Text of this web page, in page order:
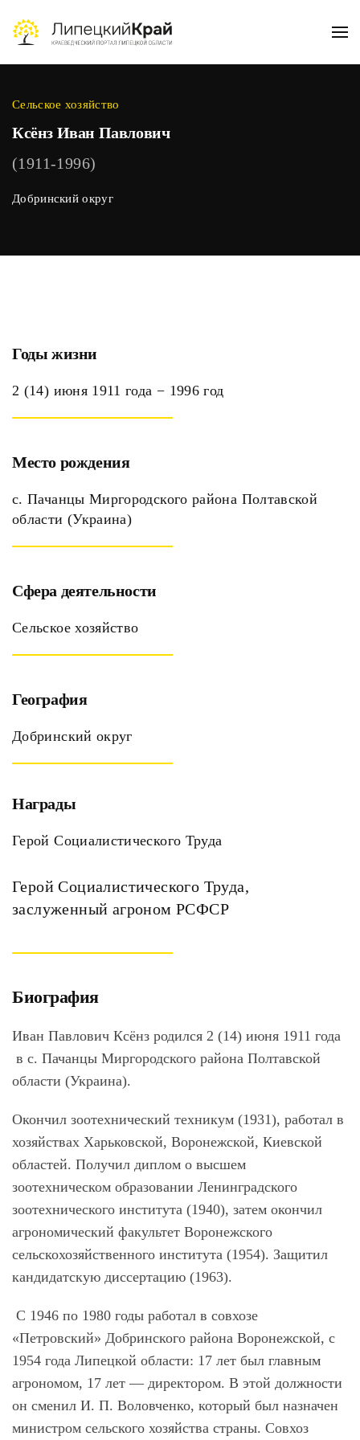
Skip to main content
Сельское хозяйство
Ксёнз Иван Павлович
(1911-1996)
Добринский округ
Герой Социалистического Труда,
заслуженный агроном РСФСР
Биография
Иван Павлович Ксёнз родился 2 (14) июня 1911 года
в с. Пачанцы Миргородского района Полтавской
области (Украина).
Окончил зоотехнический техникум (1931), работал в
хозяйствах Харьковской, Воронежской, Киевской
областей. Получил диплом о высшем
зоотехническом образовании Ленинградского
зоотехнического института (1940), затем окончил
агрономический факультет Воронежского
сельскохозяйственного института (1954). Защитил
кандидатскую диссертацию (1963).
С 1946 по 1980 годы работал в совхозе
«Петровский» Добринского района Воронежской, с
1954 года Липецкой области: 17 лет был главным
агрономом, 17 лет — директором. В этой должности
он сменил И. П. Воловченко, который был назначен
министром сельского хозяйства страны. Совхоз
Годы жизни
2 (14) июня 1911 года − 1996 год
Место рождения
с. Пачанцы Миргородского района Полтавской
области (Украина)
Сфера деятельности
Сельское хозяйство
География
Добринский округ
Награды
Герой Социалистического Труда